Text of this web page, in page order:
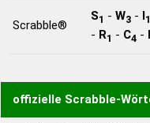
Scrabble®
S1 - W3- I1
- R1 - C4 -
offizielle Scrabble-